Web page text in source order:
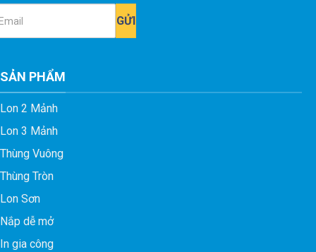
SẢN PHẨM
Lon 2 Mảnh
Lon 3 Mảnh
Thùng Vuông
Thùng Tròn
Lon Sơn
Nắp dễ mở
In gia công